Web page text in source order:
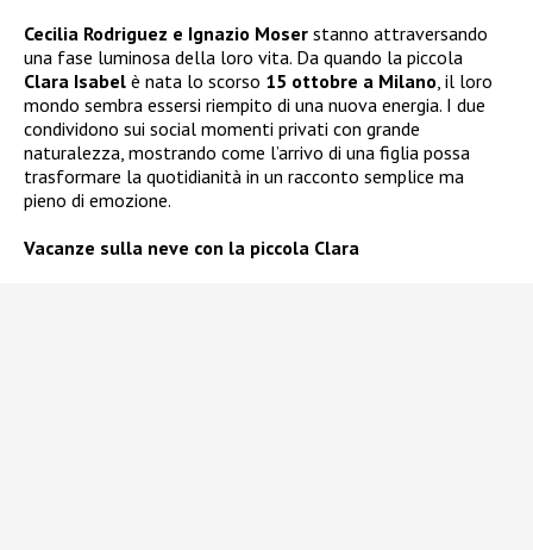
Cecilia Rodriguez e Ignazio Moser stanno attraversando
una fase luminosa della loro vita. Da quando la piccola
Clara Isabel è nata lo scorso 15 ottobre a Milano, il loro
mondo sembra essersi riempito di una nuova energia. I due
condividono sui social momenti privati con grande
naturalezza, mostrando come l’arrivo di una figlia possa
trasformare la quotidianità in un racconto semplice ma
pieno di emozione.
Vacanze sulla neve con la piccola Clara